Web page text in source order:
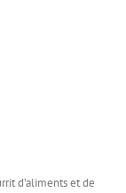
d’aliments et de